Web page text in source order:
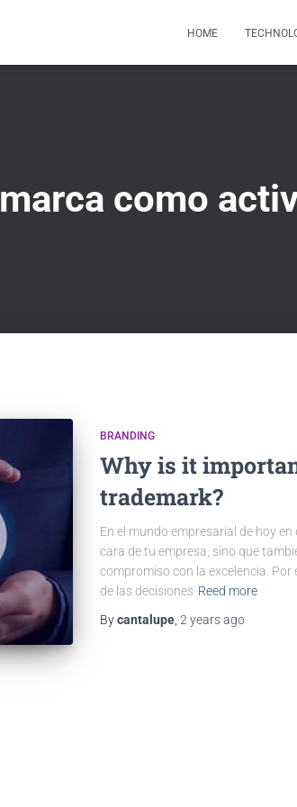
HOME
marca como
BRANDING
Why is it
trademark?
En el mundo empresarial de hoy
cara de tu empresa, sino que
compromiso con la excelencia.
de las decisiones Reed more
Bycantalupe, 2 yearsago